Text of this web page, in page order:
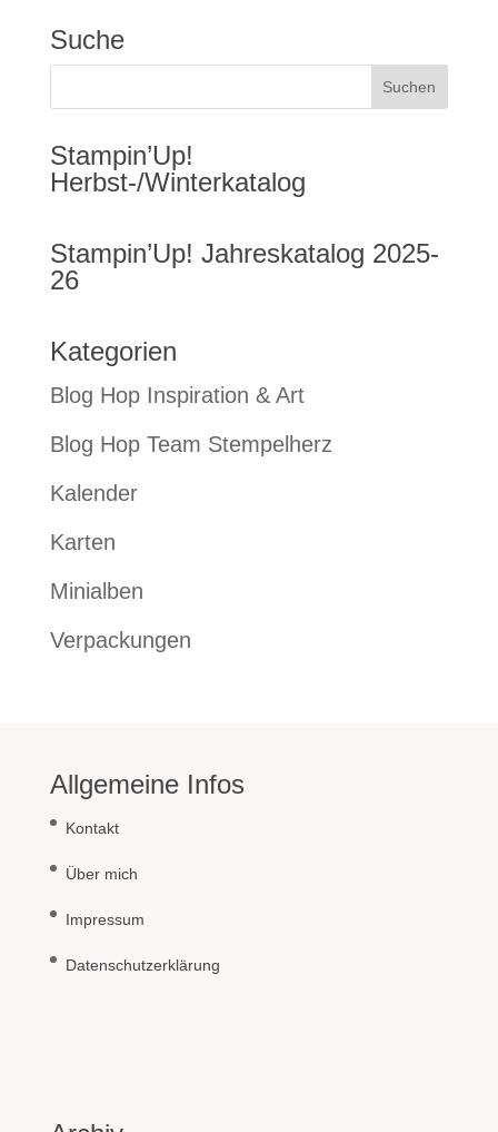
Suche
Stampin’Up!
Herbst-/Winterkatalog
Stampin’Up! Jahreskatalog 2025-
26
Kategorien
Blog Hop Inspiration & Art
Blog Hop Team Stempelherz
Kalender
Karten
Minialben
Verpackungen
Allgemeine Infos
Kontakt
Über mich
Impressum
Datenschutzerklärung